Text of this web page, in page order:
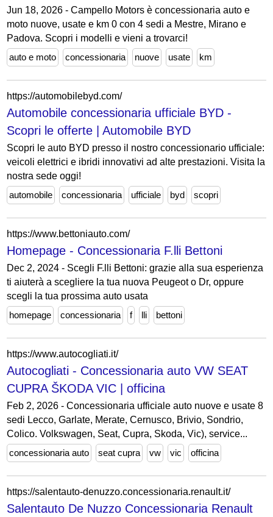
Jun 18, 2026 - Campello Motors è concessionaria auto e
moto nuove, usate e km 0 con 4 sedi a Mestre, Mirano e
Padova. Scopri i modelli e vieni a trovarci!
auto e moto
concessionaria nuove usate km
https://automobilebyd.com/
Automobile concessionaria ufficiale BYD -
Scopri le offerte | Automobile BYD
Scopri le auto BYD presso il nostro concessionario ufficiale:
veicoli elettrici e ibridi innovativi ad alte prestazioni. Visita la
nostra sede oggi!
automobile
concessionaria ufficiale byd scopri
https://www.bettoniauto.com/
Homepage - Concessionaria F.lli Bettoni
Dec 2, 2024 - Scegli F.lli Bettoni: grazie alla sua esperienza
ti aiuterà a scegliere la tua nuova Peugeot o Dr, oppure
scegli la tua prossima auto usata
homepage
concessionaria f lli bettoni
https://www.autocogliati.it/
Autocogliati - Concessionaria auto VW SEAT
CUPRA ŠKODA VIC | officina
Feb 2, 2026 - Concessionaria ufficiale auto nuove e usate 8
sedi Lecco, Garlate, Merate, Cernusco, Brivio, Sondrio,
Colico. Volkswagen, Seat, Cupra, Skoda, Vic), service...
concessionaria auto
seat cupra vw vic officina
https://salentauto-denuzzo.concessionaria.renault.it/
Salentauto De Nuzzo Concessionaria Renault